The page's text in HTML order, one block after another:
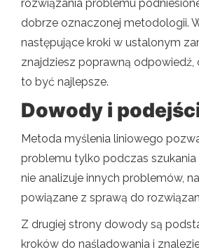
rozwiązania problemu
dobrze oznaczonej metodologii.
następujące kroki w ustalonym
znajdziesz poprawną odpowiedź,
to być najlepsze.
Dowody i
Metoda myślenia liniowego
problemu tylko podczas
nie analizuje innych problemów,
powiązane z sprawą do
Z drugiej strony dowody są
kroków do naśladowania i